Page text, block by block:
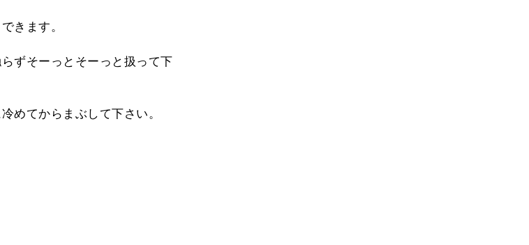
きます。
ずそーっとそーっと扱って下
めてからまぶして下さい。